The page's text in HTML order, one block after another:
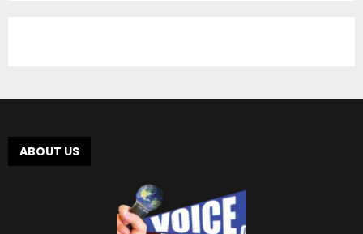
ABOUT US